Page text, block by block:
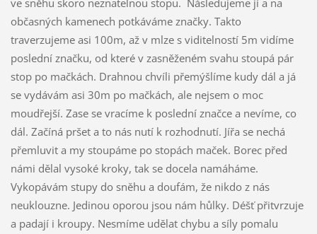
ve sněhu skoro neznatelnou stopu. Následujeme jí a na
občasných kamenech potkáváme značky. Takto
traverzujeme asi 100m, až v mlze s viditelností 5m vidíme
poslední značku, od které v zasněženém svahu stoupá pár
stop po mačkách. Drahnou chvíli přemýšlíme kudy dál a já
se vydávám asi 30m po mačkách, ale nejsem o moc
moudřejší. Zase se vracíme k poslední značce a nevíme, co
dál. Začíná pršet a to nás nutí k rozhodnutí. Jířa se nechá
přemluvit a my stoupáme po stopách maček. Borec před
námi dělal vysoké kroky, tak se docela namáháme.
Vykopávám stupy do sněhu a doufám, že nikdo z nás
neuklouzne. Jedinou oporou jsou nám hůlky. Déšť přitvrzuje
a padají i kroupy. Nesmíme udělat chybu a síly pomalu